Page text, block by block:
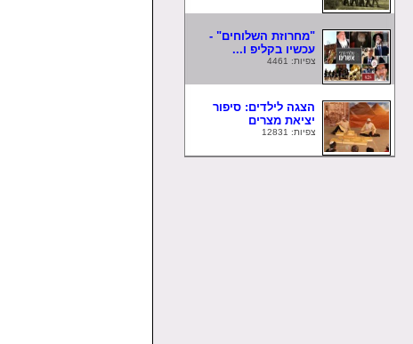
"מחרוזת השלוחים" -
עכשיו בקליפ ו...
צפיות: 4461
הצגה לילדים: סיפור
יציאת מצרים
צפיות: 12831